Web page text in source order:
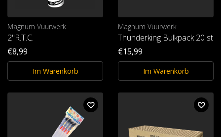
Magnum Vuurwerk
2"R.T.C.
€8,99
Im Warenkorb
Magnum Vuurwerk
Thunderking Bulkpack 20 st.
€15,99
Im Warenkorb